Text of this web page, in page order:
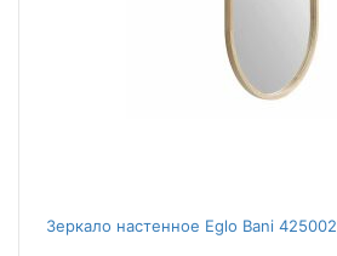
Зеркало настенное Eglo Bani 425002